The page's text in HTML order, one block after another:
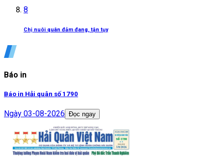
8
Chị nuôi quân đảm đang, tận tụy
Báo in
Báo in Hải quân số 1790
Ngày 03-08-2026 Đọc ngay